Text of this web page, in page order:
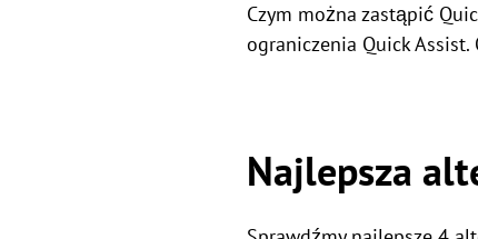
Czym można zastąpić
ograniczenia Quick Assist.
Najlepsza